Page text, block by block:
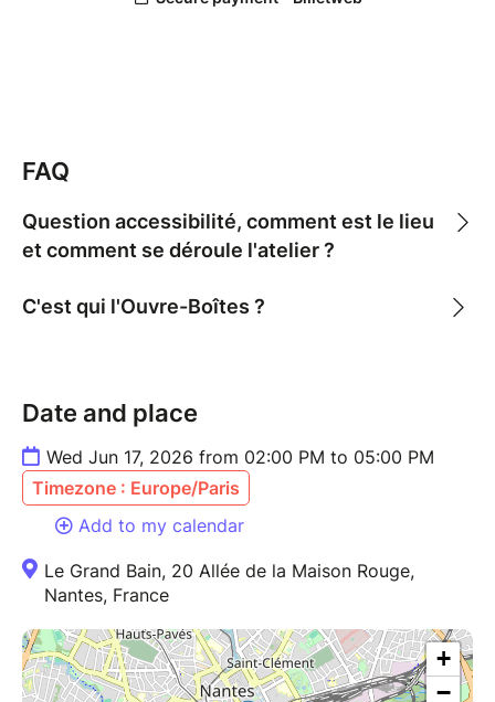
dans leur organisation : RH, direction,
L'accueil débute à 13h45 pour un début d'atelier à
FAQ
Question accessibilité, comment est le lieu
et comment se déroule l'atelier ?
C'est qui l'Ouvre-Boîtes ?
Date and place
Wed Jun 17, 2026 from 02:00 PM to 05:00 PM
Timezone : Europe/Paris
Add to my calendar
Le Grand Bain, 20 Allée de la Maison Rouge,
Nantes, France
+
−